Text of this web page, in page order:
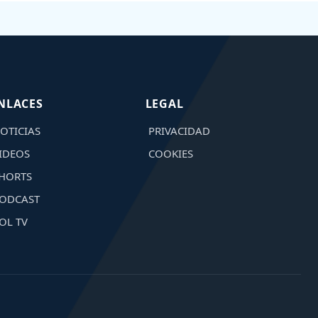
TV
LEGAL
PRIVACIDAD
COOKIES